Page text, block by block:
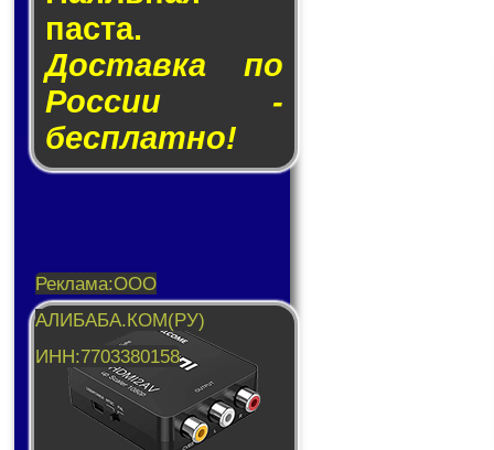
паста.
Доставка по
России -
бесплатно!